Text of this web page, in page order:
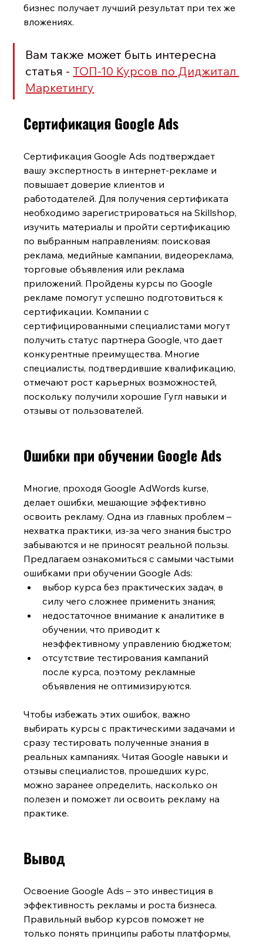
бизнес получает лучший результат при тех же
вложениях.
Вам также может быть интересна
статья - ТОП-10 Курсов по Диджитал
Маркетингу
Сертификация Google Ads
Сертификация Google Ads подтверждает
вашу экспертность в интернет-рекламе и
повышает доверие клиентов и
работодателей. Для получения сертификата
необходимо зарегистрироваться на Skillshop,
изучить материалы и пройти сертификацию
по выбранным направлениям: поисковая
реклама, медийные кампании, видеореклама,
торговые объявления или реклама
приложений. Пройдены курсы по Google
рекламе помогут успешно подготовиться к
сертификации. Компании с
сертифицированными специалистами могут
получить статус партнера Google, что дает
конкурентные преимущества. Многие
специалисты, подтвердившие квалификацию,
отмечают рост карьерных возможностей,
поскольку получили хорошие Гугл навыки и
отзывы от пользователей.
Ошибки при обучении Google Ads
Многие, проходя Google AdWords kurse,
делает ошибки, мешающие эффективно
освоить рекламу. Одна из главных проблем –
нехватка практики, из-за чего знания быстро
забываются и не приносят реальной пользы.
Предлагаем ознакомиться с самыми частыми
ошибками при обучении Google Ads:
выбор курса без практических задач, в
силу чего сложнее применить знания;
недостаточное внимание к аналитике в
обучении, что приводит к
неэффективному управлению бюджетом;
отсутствие тестирования кампаний
после курса, поэтому рекламные
объявления не оптимизируются.
Чтобы избежать этих ошибок, важно
выбирать курсы с практическими задачами и
сразу тестировать полученные знания в
реальных кампаниях. Читая Google навыки и
отзывы специалистов, прошедших курс,
можно заранее определить, насколько он
полезен и поможет ли освоить рекламу на
практике.
Вывод
Освоение Google Ads – это инвестиция в
эффективность рекламы и роста бизнеса.
Правильный выбор курсов поможет не
только понять принципы работы платформы,